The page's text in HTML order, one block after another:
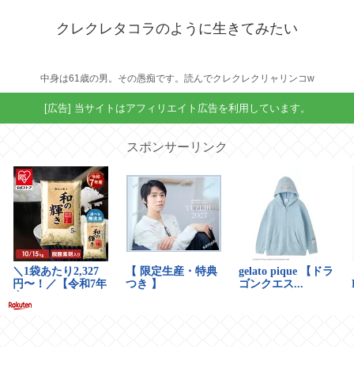
クレクレタコラのように生きてみたい
中身は61歳の男。その愚痴です。読んでクレクレクリャリンコw
[広告] 当サイトはアフィリエイト広告を利用しています。
スポンサーリンク